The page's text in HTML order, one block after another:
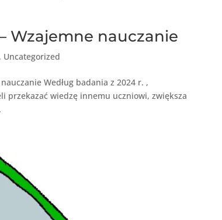
Wzajemne nauczanie
, Uncategorized
Według badania z 2024 r. ,
przekazać wiedzę innemu uczniowi, zwiększa